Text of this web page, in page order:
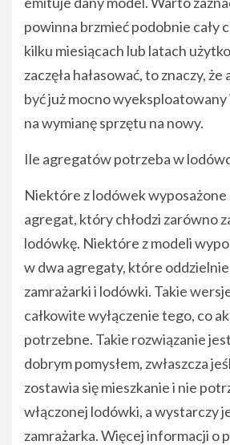
powinna brzmieć podobnie cały
kilku miesiącach lub latach
zaczęła hałasować, to znaczy,
być już mocno wyeksploatowany
na wymianę sprzętu na nowy.
Ile agregatów potrzeba w
Niektóre z lodówek wyposażone
agregat, który chłodzi zarówno
lodówkę. Niektóre z modeli
w dwa agregaty, które oddzielnie
zamrażarki i lodówki. Takie
całkowite wyłączenie tego, co
potrzebne. Takie rozwiązanie
dobrym pomysłem, zwłaszcza
zostawia się mieszkanie i nie
włączonej lodówki, a wystarczy
zamrażarka. Więcej informacji o